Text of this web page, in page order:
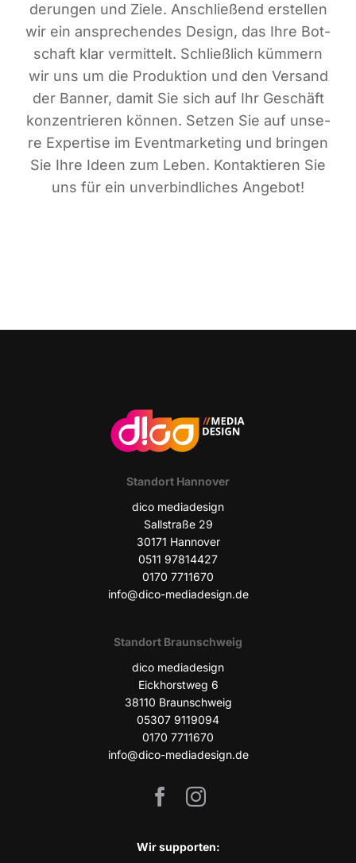
de­run­gen und Zie­le. Anschlie­ßend erstel­len
wir ein anspre­chen­des Design, das Ihre Bot­
schaft klar ver­mit­telt. Schließ­lich küm­mern
wir uns um die Pro­duk­ti­on und den Ver­sand
der Ban­ner, damit Sie sich auf Ihr Geschäft
kon­zen­trie­ren kön­nen. Set­zen Sie auf unse­
re Exper­ti­se im Event­mar­ke­ting und brin­gen
Sie Ihre Ideen zum Leben. Kon­tak­tie­ren Sie
uns für ein unver­bind­li­ches Angebot!
Stand­ort Hannover
dico media­de­sign
Sall­stra­ße 29
30171 Han­no­ver
0511 97814427
0170 7711670
info@dico-mediadesign.de
Stand­ort Braunschweig
dico media­de­sign
Eick­horst­weg 6
38110 Braun­schweig
05307 9119094
0170 7711670
info@dico-mediadesign.de
Wir sup­port­en: